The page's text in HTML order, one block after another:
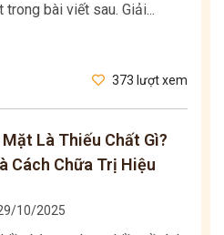
bài viết sau. Giải...
373 lượt xem
Là Thiếu Chất Gì?
Cách Chữa Trị Hiệu
10/2025